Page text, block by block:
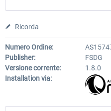
Ricorda
Numero Ordine:
Publisher:
FSDG
Versione corrente:
1.8.0
Installation via: